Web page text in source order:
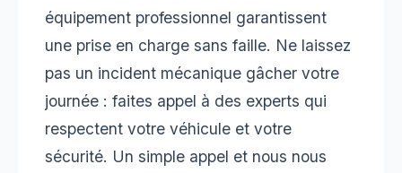
équipement professionnel garantissent
une prise en charge sans faille. Ne laissez
pas un incident mécanique gâcher votre
journée : faites appel à des experts qui
respectent votre véhicule et votre
sécurité. Un simple appel et nous nous